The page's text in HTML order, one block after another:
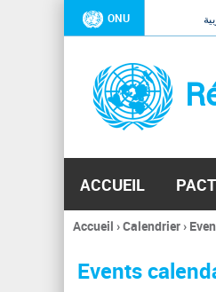
ONU
ACCUEIL
Vous
ici
Accueil ›Calendrier›
Events